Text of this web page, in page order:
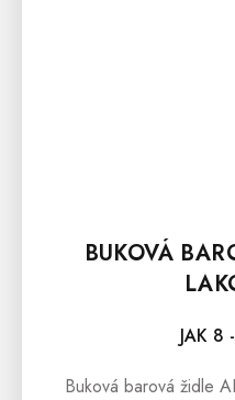
BUKOVÁ
JAK 8
Buková barová židle